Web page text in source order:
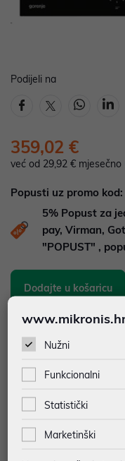
Podijeli na
359,02 €
već od 29,92 € mjesečno
Popusti uz promo kod:
5% Popust za
pay, Virman,
"POPUST" ,
Dodajte u košaricu
najam za pravne osobe od
Vidi detalje
SIGURNA KUPOVINA
Nužni
Funkcionalni
Statistički
Marketinški